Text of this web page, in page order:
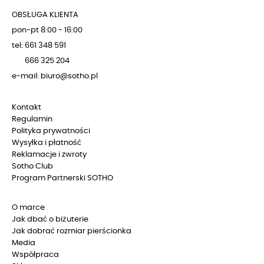
OBSŁUGA KLIENTA
pon-pt 8:00 - 16:00
tel: 661 348 591
666 325 204
e-mail: biuro@sotho.pl
Kontakt
Regulamin
Polityka prywatności
Wysyłka i płatność
Reklamacje i zwroty
Sotho Club
Program Partnerski SOTHO
O marce
Jak dbać o biżuterie
Jak dobrać rozmiar pierścionka
Media
Współpraca